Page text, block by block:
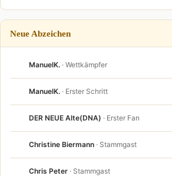
Neue Abzeichen
ManuelK. · Wettkämpfer
ManuelK. · Erster Schritt
DER NEUE Alte(DNA) · Erster Fan
Christine Biermann · Stammgast
Chris Peter · Stammgast